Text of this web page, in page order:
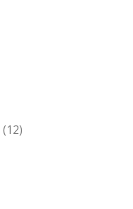
(12)